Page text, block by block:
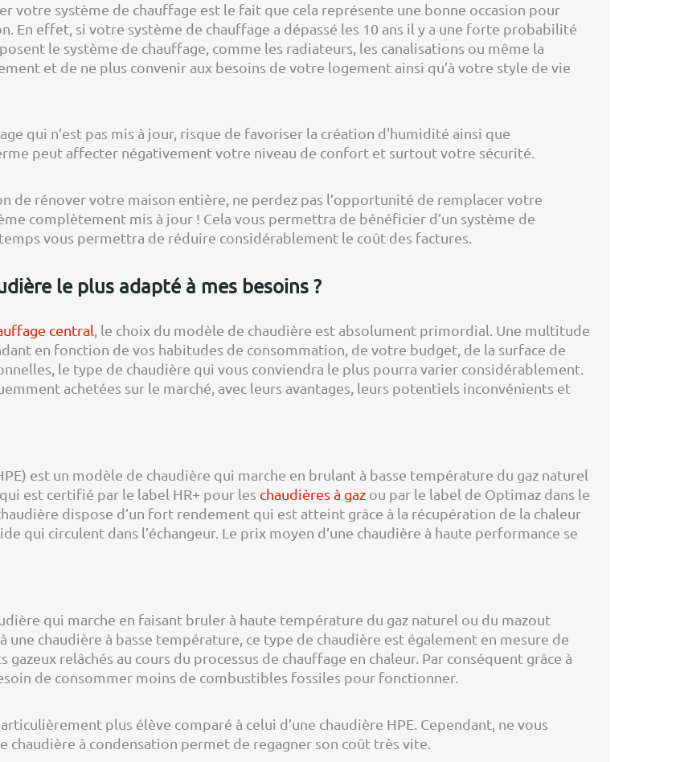
votre système de chauffage est le fait que cela représente une bonne occasion pour
effet, si votre système de chauffage a dépassé les 10 ans il y a une forte probabilité
le système de chauffage, comme les radiateurs, les canalisations ou même la
et de ne plus convenir aux besoins de votre logement ainsi qu’à votre style de vie
qui n’est pas mis à jour, risque de favoriser la création d'humidité ainsi que
peut affecter négativement votre niveau de confort et surtout votre sécurité.
de rénover votre maison entière, ne perdez pas l’opportunité de remplacer votre
complètement mis à jour ! Cela vous permettra de bénéficier d’un système de
vous permettra de réduire considérablement le coût des factures.
le plus adapté à mes besoins ?
central , le choix du modèle de chaudière est absolument primordial. Une multitude
en fonction de vos habitudes de consommation, de votre budget, de la surface de
le type de chaudière qui vous conviendra le plus pourra varier considérablement.
achetées sur le marché, avec leurs avantages, leurs potentiels inconvénients et
est un modèle de chaudière qui marche en brulant à basse température du gaz naturel
est certifié par le label HR+ pour les chaudières à gaz ou par le label de Optimaz dans le
dispose d’un fort rendement qui est atteint grâce à la récupération de la chaleur
qui circulent dans l’échangeur. Le prix moyen d’une chaudière à haute performance se
qui marche en faisant bruler à haute température du gaz naturel ou du mazout
chaudière à basse température, ce type de chaudière est également en mesure de
relâchés au cours du processus de chauffage en chaleur. Par conséquent grâce à
de consommer moins de combustibles fossiles pour fonctionner.
plus élève comparé à celui d’une chaudière HPE. Cependant, ne vous
chaudière à condensation permet de regagner son coût très vite.